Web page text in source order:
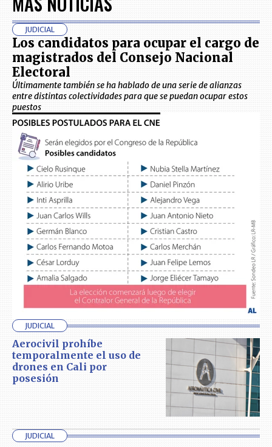
JUDICIAL
Los candidatos para ocupar el cargo de
magistrados del Consejo Nacional
Electoral
Últimamente también se ha hablado de una serie de alianzas
entre distintas colectividades para que se puedan ocupar estos
puestos
JUDICIAL
Aerocivil prohíbe
temporalmente el uso de
drones en Cali por
posesión
JUDICIAL